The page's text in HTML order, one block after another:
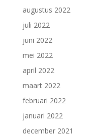
augustus 2022
juli 2022
juni 2022
mei 2022
april 2022
maart 2022
februari 2022
januari 2022
december 2021